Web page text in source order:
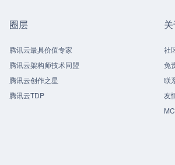
圈层
腾讯云最具价值专家
腾讯云架构师技术同盟
腾讯云创作之星
腾讯云TDP
社
免
联
友